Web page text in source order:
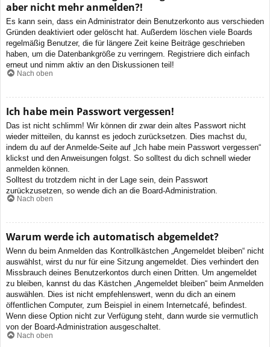
aber nicht mehr anmelden?!
Es kann sein, dass ein Administrator dein Benutzerkonto aus verschieden
Gründen deaktiviert oder gelöscht hat. Außerdem löschen viele Boards
regelmäßig Benutzer, die für längere Zeit keine Beiträge geschrieben
haben, um die Datenbankgröße zu verringern. Registriere dich einfach
erneut und nimm aktiv an den Diskussionen teil!
Nach oben
Ich habe mein Passwort vergessen!
Das ist nicht schlimm! Wir können dir zwar dein altes Passwort nicht
wieder mitteilen, du kannst es jedoch zurücksetzen. Dies machst du,
indem du auf der Anmelde-Seite auf „Ich habe mein Passwort vergessen“
klickst und den Anweisungen folgst. So solltest du dich schnell wieder
anmelden können.
Solltest du trotzdem nicht in der Lage sein, dein Passwort
zurückzusetzen, so wende dich an die Board-Administration.
Nach oben
Warum werde ich automatisch abgemeldet?
Wenn du beim Anmelden das Kontrollkästchen „Angemeldet bleiben“ nicht
auswählst, wirst du nur für eine Sitzung angemeldet. Dies verhindert den
Missbrauch deines Benutzerkontos durch einen Dritten. Um angemeldet
zu bleiben, kannst du das Kästchen „Angemeldet bleiben“ beim Anmelden
auswählen. Dies ist nicht empfehlenswert, wenn du dich an einem
öffentlichen Computer, zum Beispiel in einem Internetcafé, befindest.
Wenn diese Option nicht zur Verfügung steht, dann wurde sie vermutlich
von der Board-Administration ausgeschaltet.
Nach oben